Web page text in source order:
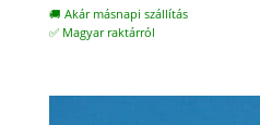
🚚 Akár másnapi szállítás
✅ Magyar raktárról